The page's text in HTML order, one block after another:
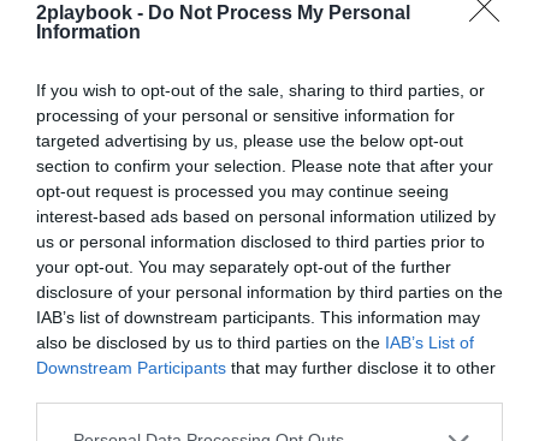
2playbook - Do Not Process My Personal
Information
If you wish to opt-out of the sale, sharing to third parties, or
processing of your personal or sensitive information for
targeted advertising by us, please use the below opt-out
section to confirm your selection. Please note that after your
opt-out request is processed you may continue seeing
interest-based ads based on personal information utilized by
us or personal information disclosed to third parties prior to
your opt-out. You may separately opt-out of the further
disclosure of your personal information by third parties on the
IAB’s list of downstream participants. This information may
also be disclosed by us to third parties on the IAB’s List of
Downstream Participants that may further disclose it to other
Índex2P
Asobal
¡Suscríbete!
Compartir
Imprimir
Publicidad